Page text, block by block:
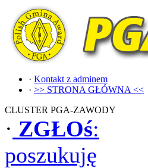
· Kontakt z adminem
· >> STRONA GŁÓWNA <<
CLUSTER PGA-ZAWODY
· ZGŁOś:
poszukuję